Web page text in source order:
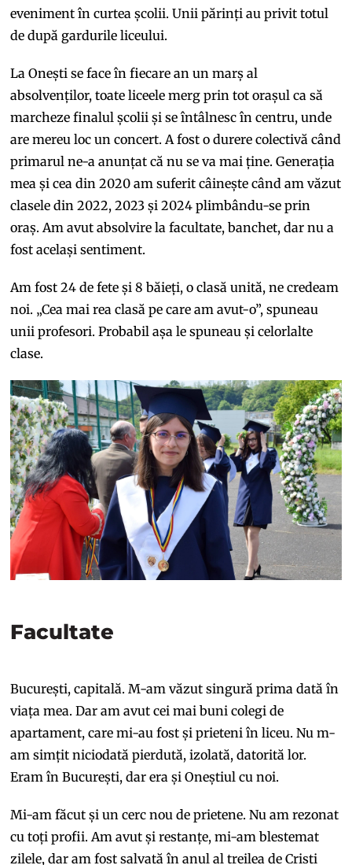
eveniment în curtea școlii. Unii părinți au privit totul
de după gardurile liceului.
La Onești se face în fiecare an un marș al
absolvenților, toate liceele merg prin tot orașul ca să
marcheze finalul școlii și se întâlnesc în centru, unde
are mereu loc un concert. A fost o durere colectivă când
primarul ne-a anunțat că nu se va mai ține. Generația
mea și cea din 2020 am suferit câinește când am văzut
clasele din 2022, 2023 și 2024 plimbându-se prin
oraș. Am avut absolvire la facultate, banchet, dar nu a
fost același sentiment.
Am fost 24 de fete și 8 băieți, o clasă unită, ne credeam
noi. „Cea mai rea clasă pe care am avut-o”, spuneau
unii profesori. Probabil așa le spuneau și celorlalte
clase.
Facultate
București, capitală. M-am văzut singură prima dată în
viața mea. Dar am avut cei mai buni colegi de
apartament, care mi-au fost și prieteni în liceu. Nu m-
am simțit niciodată pierdută, izolată, datorită lor.
Eram în București, dar era și Oneștiul cu noi.
Mi-am făcut și un cerc nou de prietene. Nu am rezonat
cu toți profii. Am avut și restanțe, mi-am blestemat
zilele, dar am fost salvată în anul al treilea de Cristi